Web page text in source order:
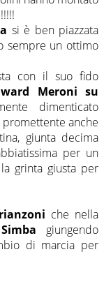
si è ben piazzata
sempre un ottimo
con il suo fido
Meroni su
dimenticato
anche
giunta decima
per un
grinta giusta per
che nella
Simba giungendo
di marcia per